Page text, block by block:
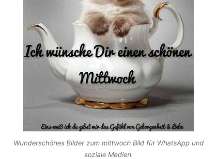
Wunderschönes Bilder zum mittwoch Bild für WhatsApp und
soziale Medien.